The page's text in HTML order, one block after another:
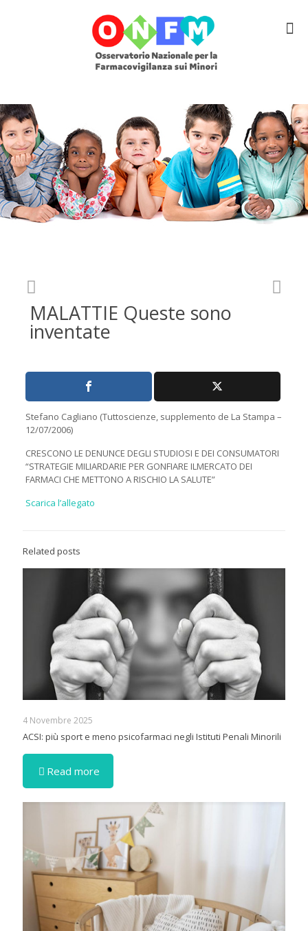
MALATTIE Queste sono
inventate
Stefano Cagliano (Tuttoscienze, supplemento de La Stampa –
12/07/2006)
CRESCONO LE DENUNCE DEGLI STUDIOSI E DEI CONSUMATORI
“STRATEGIE MILIARDARIE PER GONFIARE ILMERCATO DEI
FARMACI CHE METTONO A RISCHIO LA SALUTE”
Scarica l’allegato
Related posts
4 Novembre 2025
ACSI: più sport e meno psicofarmaci negli Istituti Penali Minorili
Read more